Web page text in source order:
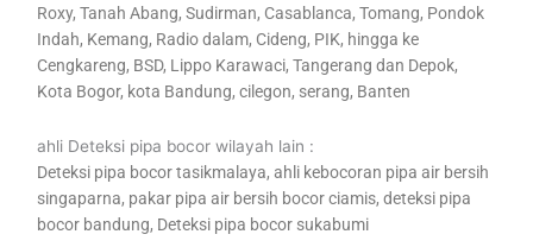
Roxy, Tanah Abang, Sudirman, Casablanca, Tomang, Pondok
Indah, Kemang, Radio dalam, Cideng, PIK, hingga ke
Cengkareng, BSD, Lippo Karawaci, Tangerang dan Depok,
Kota Bogor, kota Bandung, cilegon, serang, Banten
ahli Deteksi pipa bocor wilayah lain :
Deteksi pipa bocor tasikmalaya, ahli kebocoran pipa air bersih
singaparna, pakar pipa air bersih bocor ciamis, deteksi pipa
bocor bandung, Deteksi pipa bocor sukabumi